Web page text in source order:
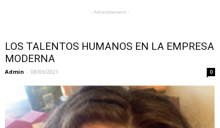
- Advertisement -
LOS TALENTOS HUMANOS EN LA EMPRESA
MODERNA
Admin - 08/06/2021 0